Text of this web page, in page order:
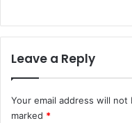
Leave a Reply
Your email address will not
marked *